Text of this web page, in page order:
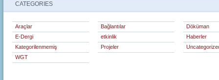
CATEGORIES
Araçlar Bağlantılar
Döküman
E-Dergi
etkinlik
Haberler
Kategorilenmemiş
Projeler
WGT